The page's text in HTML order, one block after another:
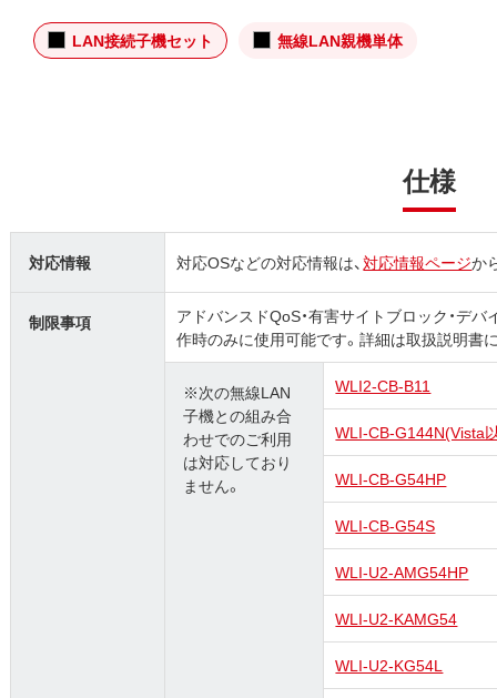
LAN接続子機セット 無線LAN親機単体
仕様
対応情報 対応OSなどの対応情報は、対応情報ページか
制限事項
アドバンスドQoS・有害サイトブロック・デ
作時のみに使用可能です。詳細は取扱説明書
※次の無線LAN
子機との組み合
わせでのご利用
は対応しており
ません。
WLI2-CB-B11
WLI-CB-G144N(Vista
WLI-CB-G54HP
WLI-CB-G54S
WLI-U2-AMG54HP
WLI-U2-KAMG54
WLI-U2-KG54L